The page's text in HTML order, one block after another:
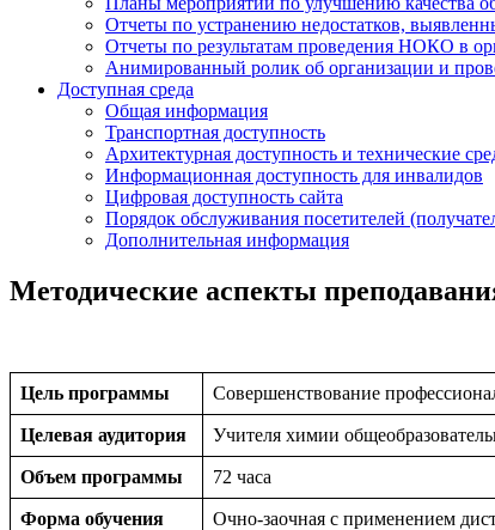
Отчеты по устранению недостатков,
Отчеты по результатам проведения НОКО в
Анимированный ролик об организации и
Доступная среда
Общая информация
Транспортная доступность
Архитектурная доступность и технические
Информационная доступность для инвалидов
Цифровая доступность сайта
Порядок обслуживания посетителей
Дополнительная информация
Методические аспекты
Цель программы Совершенствование
Целевая аудитория Учителя химии
Объем программы 72 часа
Форма обучения Очно-заочная с применением